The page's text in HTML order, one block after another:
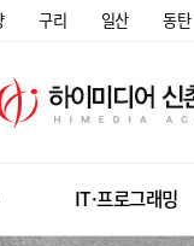
구리 일산 동탄
IT·프로그래밍